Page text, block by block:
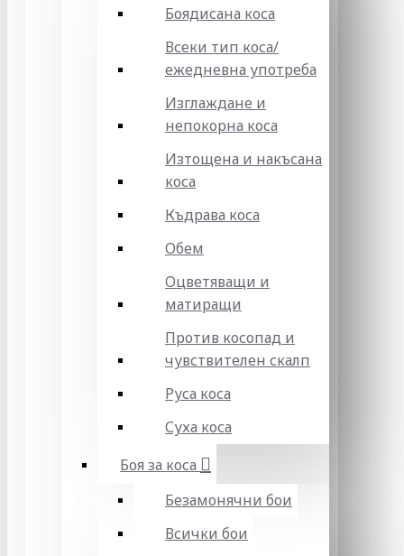
Боядисана коса
Всеки тип коса/
ежедневна употреба
Изглаждане и
непокорна коса
Изтощена и накъсана
коса
Къдрава коса
Обем
Оцветяващи и
матиращи
Против косопад и
чувствителен скалп
Руса коса
Суха коса
Боя за коса
Безамонячни бои
Всички бои